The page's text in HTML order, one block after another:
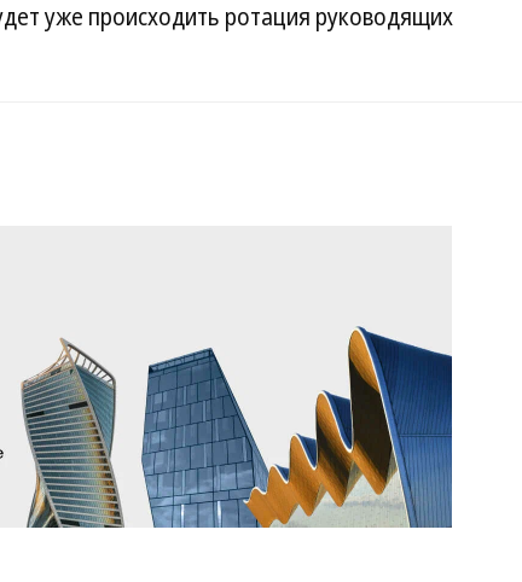
уже происходить ротация руководящих